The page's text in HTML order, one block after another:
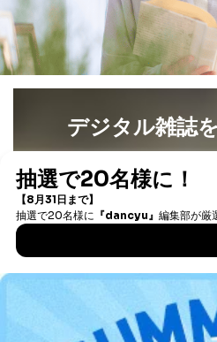
託・提供する場合、その業
供先企業に個人情報を開示
委託・提供先企業は具体的
が、これらに限りません。
委託先：カスタマーサポ
トカード決済などの決済
提供先：出版社、出版物
店など商品の供給者、梱
４．開示対象個人情報の「開示
いて
当社は、本人から、開示対象
の通知を求められた場合には
す。ただし、以下①～④のいず
利用目的の通知を行なうこと
は、本人に遅滞無くその旨を
説明させていただきます。
デジタル雑誌
書籍）が無料で
DOWNLOAD